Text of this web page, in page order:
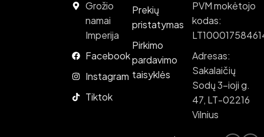
Grožio
namai
Imperija
Facebook
Instagram
Tiktok
Prekių
pristatymas
Pirkimo
pardavimo
taisyklės
PVM mokėtojo
kodas:
Adresas:
Sakalaičių
Sodų 3-ioji g.
47, LT-02216
Vilnius